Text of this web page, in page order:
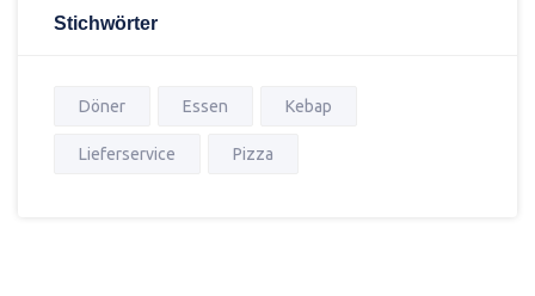
Stichwörter
Döner Essen Kebap
Lieferservice Pizza